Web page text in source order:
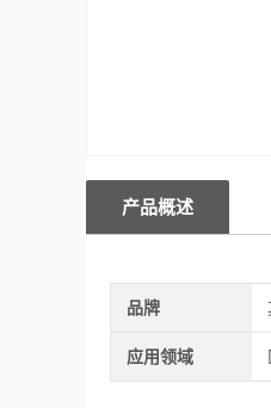
产品概述
品牌
应用领域